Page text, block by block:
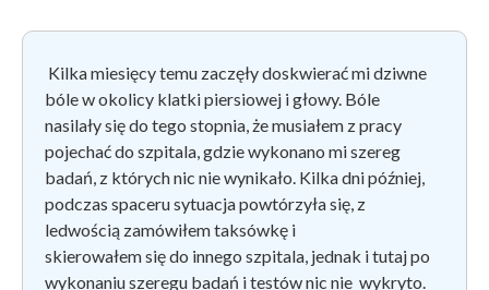
Kilka miesięcy temu zaczęły doskwierać mi dziwne
bóle w okolicy klatki piersiowej i głowy. Bóle
nasilały się do tego stopnia, że musiałem z pracy
pojechać do szpitala, gdzie wykonano mi szereg
badań, z których nic nie wynikało. Kilka dni później,
podczas spaceru sytuacja powtórzyła się, z
ledwością zamówiłem taksówkę i
skierowałem się do innego szpitala, jednak i tutaj po
wykonaniu szeregu badań i testów nic nie wykryto.